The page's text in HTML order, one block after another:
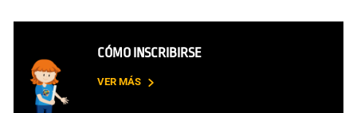
CÓMO INSCRIBIRSE
VER MÁS